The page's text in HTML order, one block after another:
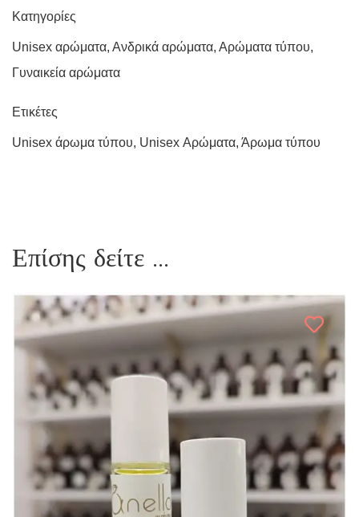
Κατηγορίες
Unisex αρώματα, Ανδρικά αρώματα, Αρώματα τύπου,
Γυναικεία αρώματα
Ετικέτες
Unisex άρωμα τύπου, Unisex Αρώματα, Άρωμα τύπου
Επίσης δείτε ...